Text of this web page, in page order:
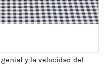
y la velocidad del